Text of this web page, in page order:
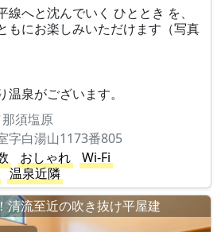
へと沈んでいく ひととき を、
もにお楽しみいただけます（写真
泉がございます。
須塩原
字白湯山1173番805
おしゃれ
Wi-Fi
温泉近隣
清流至近の吹き抜け平屋建